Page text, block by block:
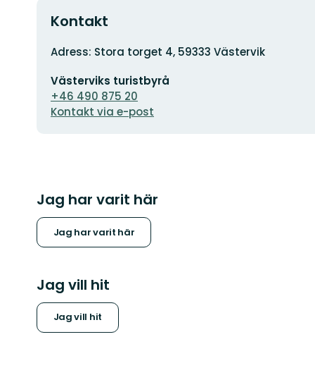
Kontakt
Adress
Adress: Stora torget 4, 59333 Västervik
postadress
Västerviks turistbyrå
+46 490 875 20
Kontakt via e-post
Jag har varit här
Jag har varit här
Jag vill hit
Jag vill hit